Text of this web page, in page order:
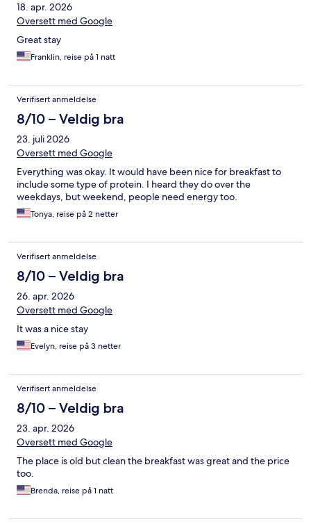
18. apr. 2026
Oversett med Google
Great stay
Franklin, reise på 1 natt
Verifisert anmeldelse
8/10 – Veldig bra
23. juli 2026
Oversett med Google
Everything was okay. It would have been nice for breakfast to
include some type of protein. I heard they do over the
weekdays, but weekend, people need energy too.
Tonya, reise på 2 netter
Verifisert anmeldelse
8/10 – Veldig bra
26. apr. 2026
Oversett med Google
It was a nice stay
Evelyn, reise på 3 netter
Verifisert anmeldelse
8/10 – Veldig bra
23. apr. 2026
Oversett med Google
The place is old but clean the breakfast was great and the price
too.
Brenda, reise på 1 natt